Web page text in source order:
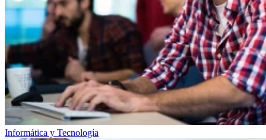
Informática y Tecnología